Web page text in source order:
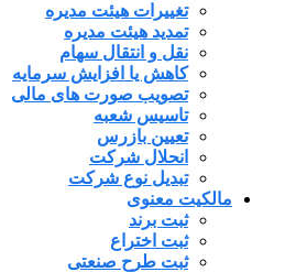
تغییرات هیئت مدیره
تمدید هیئت مدیره
نقل و انتقال سهام
کاهش یا افزایش سرمایه
تصویب صورت های مالی
تاسیس شعبه
تعیین بازرس
انحلال شرکت
تبدیل نوع شرکت
مالکیت معنوی
ثبت برند
ثبت اختراع
ثبت طرح صنعتی